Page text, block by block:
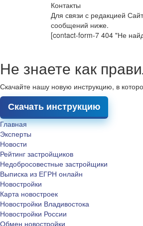
Контакты
Для связи с редакцией
сообщений ниже.
[contact-form-7 404 "Не
Не знаете как
Скачайте нашу новую инструкцию, в
Скачать инструкцию
Главная
Эксперты
Новости
Рейтинг застройщиков
Недобросовестные застройщики
Выписка из ЕГРН онлайн
Новостройки
Карта новостроек
Новостройки Владивостока
Новостройки России
Обмен новостройки